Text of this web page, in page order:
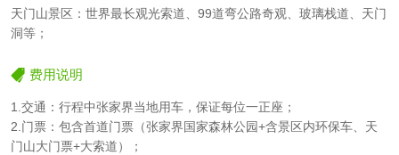
天门山景区：世界最长观光索道、99道弯公路奇观、玻璃栈道、天门
洞等；
费用说明
1.交通：行程中张家界当地用车，保证每位一正座；
2.门票：包含首道门票（张家界国家森林公园+含景区内环保车、天
门山大门票+大索道）；